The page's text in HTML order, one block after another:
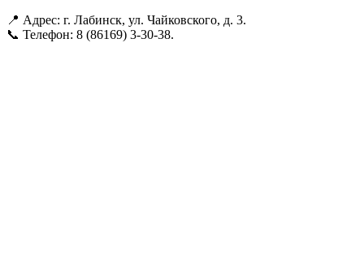
📍 Адрес: г. Лабинск, ул. Чайковского, д. 3.
📞 Телефон: 8 (86169) 3-30-38.